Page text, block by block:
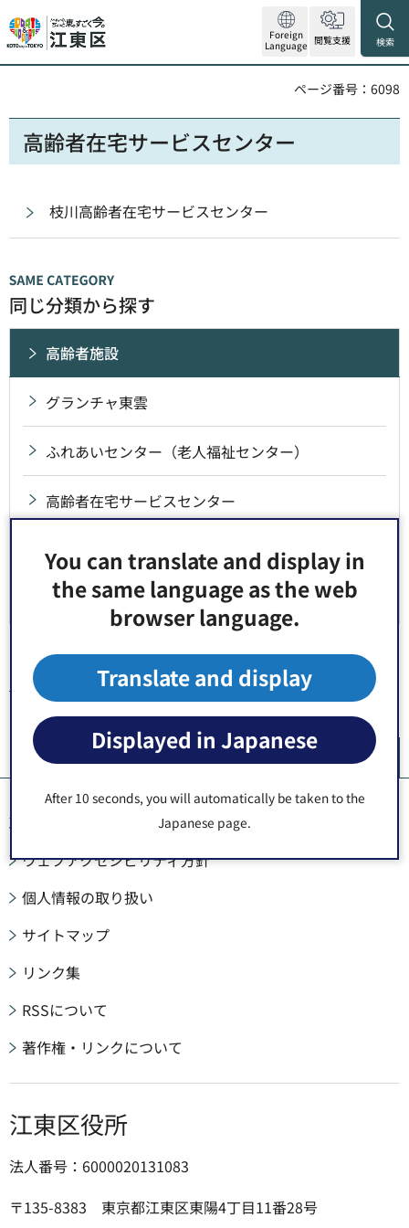
You can translate and display in
the same language as the web
browser language.
Translate and display
Displayed in Japanese
After 10 seconds, you will automatically be taken to the
Japanese page.
Foreign
Language 閲覧支援 検索
ページ番号：6098
高齢者在宅サービスセンター
枝川高齢者在宅サービスセンター
同じ分類から探す
高齢者施設
グランチャ東雲
ふれあいセンター（老人福祉センター）
高齢者在宅サービスセンター
長寿サポートセンター（地域包括支援センター）
福祉会館
トップページ 施設案内>区施設>高齢者施設> 高齢者在宅サービ
スセンター
ウェブアクセシビリティ方針
個人情報の取り扱い
サイトマップ
リンク集
RSSについて
著作権・リンクについて
江東区役所
法人番号：6000020131083
〒135-8383 東京都江東区東陽4丁目11番28号